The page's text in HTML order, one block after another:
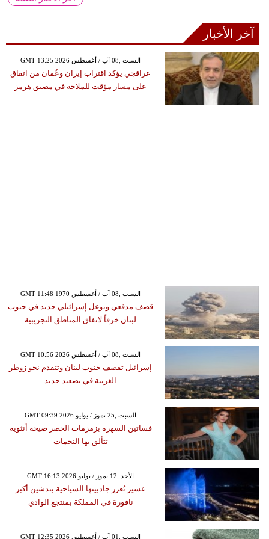
آخر الأخبار
GMT 13:25 2026 السبت ,08 آب / أغسطس
عراقجي يؤكد اقتراب إيران وعُمان من اتفاق
على مسار مؤقت للملاحة في مضيق هرمز
GMT 11:48 1970 السبت ,08 آب / أغسطس
قصف مدفعي وتوغل إسرائيلي جديد في جنوب
لبنان خرقاً لاتفاق المناطق التجريبية
GMT 10:56 2026 السبت ,08 آب / أغسطس
إسرائيل تقصف جنوب لبنان وتتقدم نحو زوطر
الغربية في تصعيد جديد
GMT 09:39 2026 السبت ,25 تموز / يوليو
فساتين السهرة بزمزمات الخصر صيحة أنثوية
تتألق بها النجمات
GMT 16:13 2026 الأحد ,12 تموز / يوليو
عسير تُعزز جاذبيتها السياحية بتدشين أكبر
نافورة في المملكة بمنتجع الوادي
GMT 12:35 2026 السبت ,01 آب / أغسطس